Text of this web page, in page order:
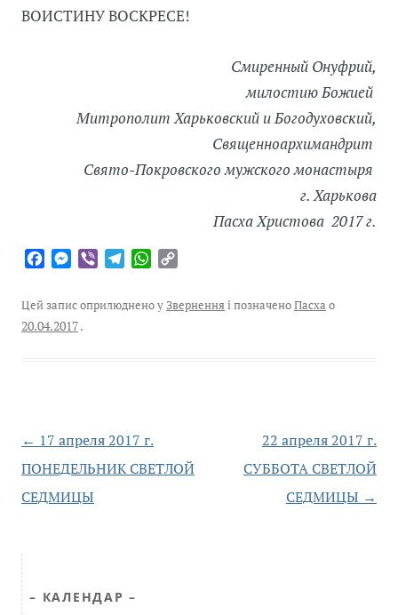
ВОИСТИНУ ВОСКРЕСЕ!
Смиренный Онуфрий,
милостию Божией
Митрополит Харьковский и Богодуховский,
Священноархимандрит
Свято-Покровского мужского монастыря
г. Харькова
Пасха Христова 2017 г.
c
e
b
M
s
s
e
b
l
e
W
a
p
y
Цей запис оприлюднено уЗверненняі позначеноПасха о
20.04.2017.
Навігація
по
запису
← 17 апреля 2017 г.
ПОНЕДЕЛЬНИК СВЕТЛОЙ
СЕДМИЦЫ
22 апреля 2017 г.
СУББОТА СВЕТЛОЙ
СЕДМИЦЫ →
– КАЛЕНДАР –